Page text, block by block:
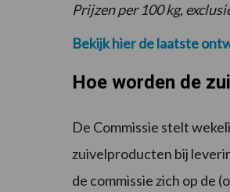
Prijzen per 100 kg,
Bekijk hier de laatste
Hoe worden de
De Commissie stelt
zuivelproducten bij
de commissie zich op de